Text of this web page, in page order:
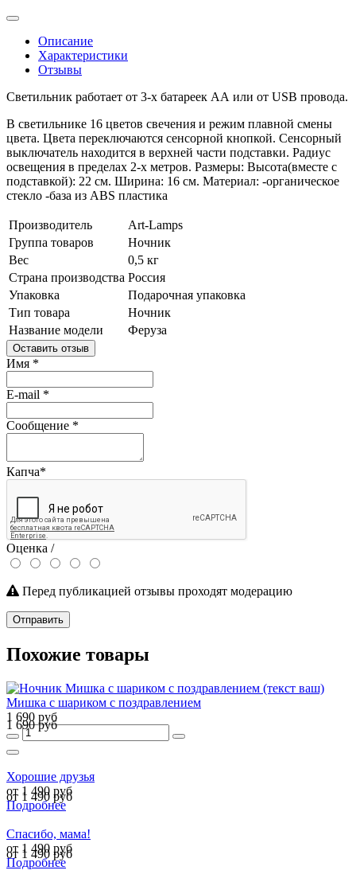
Описание
Характеристики
Отзывы
Светильник работает от 3-х батареек АА или от USB провода.
В светильнике 16 цветов свечения и режим плавной смены
цвета. Цвета переключаются сенсорной кнопкой. Сенсорный
выключатель находится в верхней части подставки. Радиус
освещения в пределах 2-х метров. Размеры: Высота(вместе с
подставкой): 22 см. Ширина: 16 см. Материал: -органическое
стекло -база из ABS пластика
Производитель
Art-Lamps
Группа товаров
Ночник
Вес
0,5 кг
Страна производства Россия
Упаковка
Подарочная упаковка
Тип товара
Ночник
Название модели
Феруза
Оставить отзыв
Имя *
E-mail *
Сообщение *
Капча*
Оценка /
Перед публикацией отзывы проходят модерацию
Отправить
Похожие товары
Мишка с шариком с поздравлением
1 690 руб
1 690 руб
Хорошие друзья
от 1 490 руб
от 1 490 руб
Подробнее
Спасибо, мама!
от 1 490 руб
от 1 490 руб
Подробнее